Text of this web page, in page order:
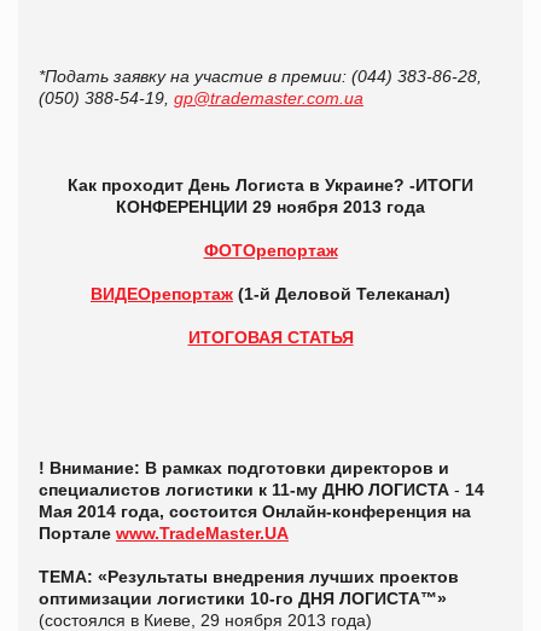
*Подать заявку на участие в премии: (044) 383-86-28,
(050) 388-54-19, gp@trademaster.com.ua
Как проходит День Логиста в Украине? -ИТОГИ
КОНФЕРЕНЦИИ 29 ноября 2013 года
ФОТОрепортаж
ВИДЕОрепортаж (1-й Деловой Телеканал)
ИТОГОВАЯ СТАТЬЯ
! Внимание: В рамках подготовки директоров и
специалистов логистики к 11-му ДНЮ ЛОГИСТА - 14
Мая 2014 года, состоится Онлайн-конференция на
Портале www.TradeMaster.UA
ТЕМА: «Результаты внедрения лучших проектов
оптимизации логистики 10-го ДНЯ ЛОГИСТА™»
(состоялся в Киеве, 29 ноября 2013 года)